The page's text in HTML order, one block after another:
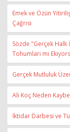
Emek ve Özün
Çağrısı
Sözde "Gerçek Halk
Tohumları mı
Gerçek Mutluluk
Ali Koç Neden
İktidar Darbesi ve